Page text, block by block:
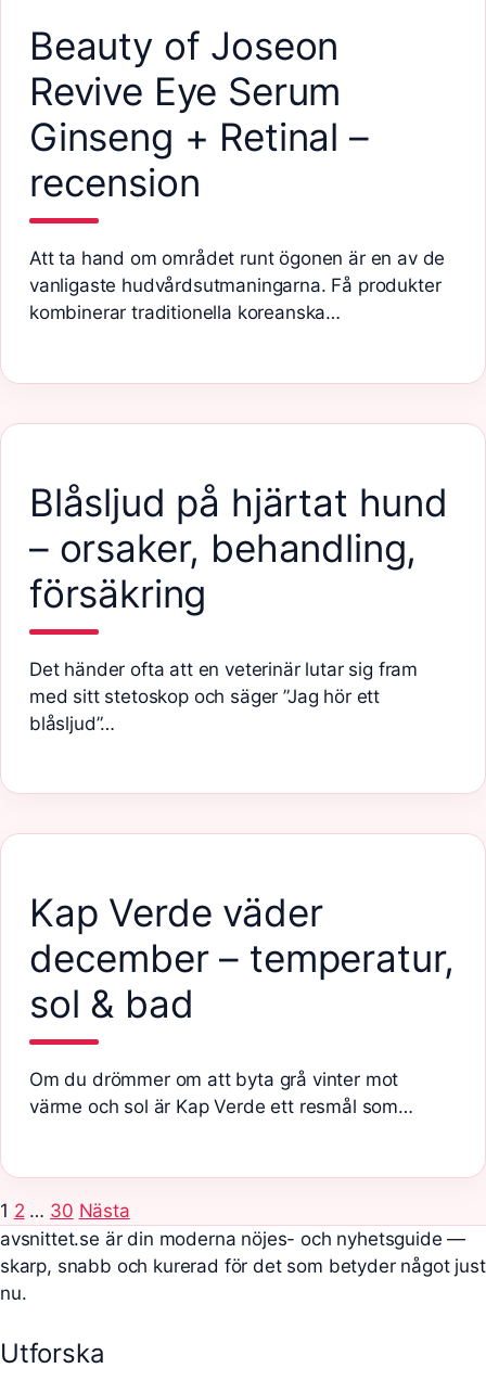
Beauty of Joseon
Revive Eye Serum
Ginseng + Retinal –
recension
Att ta hand om området runt ögonen är en av de
vanligaste hudvårdsutmaningarna. Få produkter
kombinerar traditionella koreanska…
Blåsljud på hjärtat hund
– orsaker, behandling,
försäkring
Det händer ofta att en veterinär lutar sig fram
med sitt stetoskop och säger ”Jag hör ett
blåsljud”…
Kap Verde väder
december – temperatur,
sol & bad
Om du drömmer om att byta grå vinter mot
värme och sol är Kap Verde ett resmål som…
1 2 … 30 Nästa
avsnittet.se är din moderna nöjes- och nyhetsguide —
skarp, snabb och kurerad för det som betyder något just
nu.
Utforska